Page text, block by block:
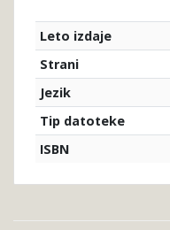
Leto izdaje
Strani
Jezik
Tip datoteke
ISBN